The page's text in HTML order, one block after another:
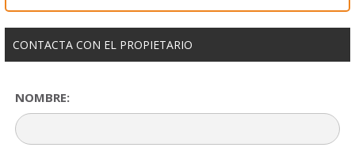
CONTACTA CON EL PROPIETARIO
NOMBRE: